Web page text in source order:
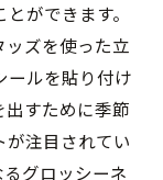
ができます。
ッズを使った立
ールを貼り付け
すために季節
が注目されてい
グロッシーネ